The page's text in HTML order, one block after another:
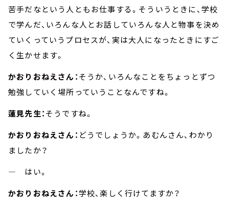
苦手だなという人ともお仕事する。そういうときに、学校
で学んだ、いろんな人とお話していろんな人と物事を決め
ていくっていうプロセスが、実は大人になったときにすご
く生かせます。
かおりおねえさん：そうか、いろんなことをちょっとずつ
勉強していく場所っていうことなんですね。
蓮見先生：そうですね。
かおりおねえさん： どうでしょうか。あむんさん、わかり
ましたか？
― はい。
かおりおねえさん：学校、楽しく行けてますか？